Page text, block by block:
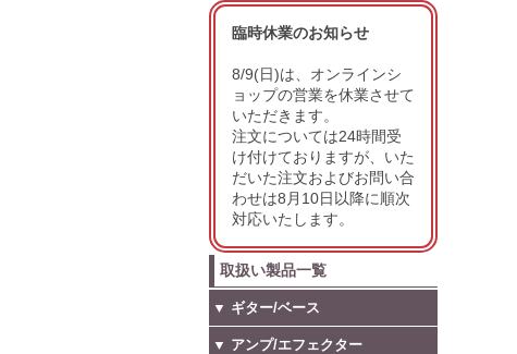
臨時休業のお知らせ
8/9(日)は、オンラインシ
ョップの営業を休業させて
いただきます。
注文については24時間受
け付けておりますが、いた
だいた注文およびお問い合
わせは8月10日以降に順次
対応いたします。
取扱い製品一覧
▼ ギター/ベース
▼ アンプ/エフェクター